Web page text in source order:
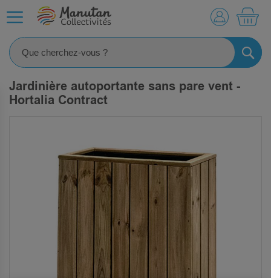
Jardinière autoportante sans pare vent -
Hortalia Contract